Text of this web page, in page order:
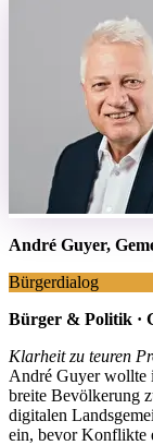
André Guyer,
Bürgerdialog
Bürger & Politik ·
Klarheit zu teuren
André Guyer wollte
breite Bevölkerung
digitalen
ein, bevor Konflikte